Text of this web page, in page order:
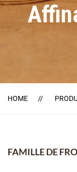
HOME
FAMILLE DE